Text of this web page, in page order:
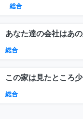
総合
あなた達の会社はあ
総合
この家は見たところ
総合